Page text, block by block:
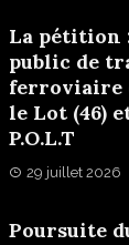
La pétition
public de
ferroviaire
le Lot (46)
P.O.L.T
29 juillet 2026
Poursuite